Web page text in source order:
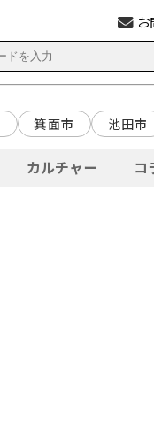
お
箕面市 池田市
カルチャー コ